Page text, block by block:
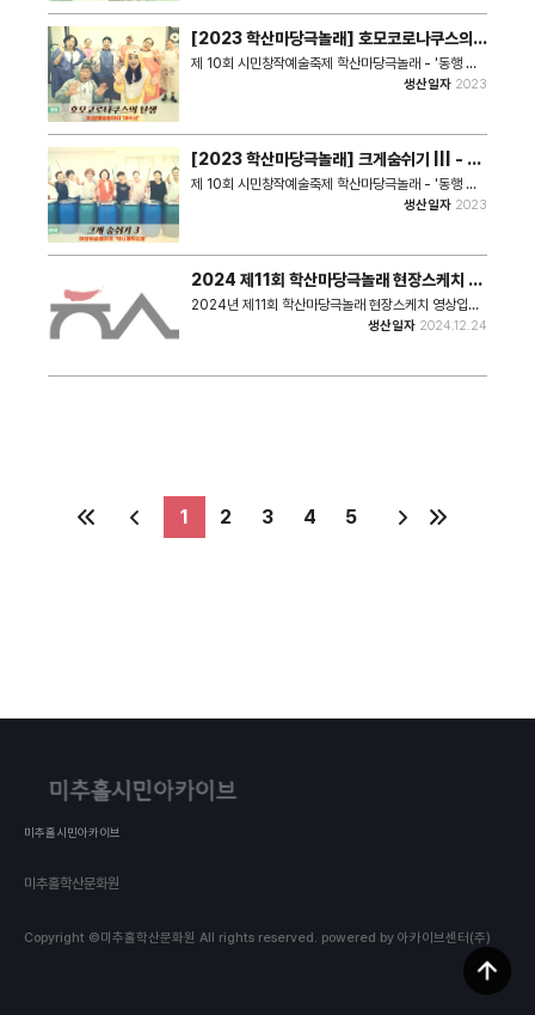
성된 동아리. 세계를 뜻하는 글로벌(Global)과 행운을
상징하는 클로버를 합쳐 동아리명을 지었으며, 다양한
장르의 창작극에 도전하고 있다. 출연진 ｜VŨ NGỌC
DIỆP 원혜진, NGUYỄN DIỄM PHI 응웬젬피,
HOÀNG THƯƠNG 한리아, VÕ THỊ TRÚC MY
버티쭉미, TRẦN THỊ THÙY DUNG 전민경,
품소개｜아버지를 여의고 슬픔에 빠진 Tấm에게는 새
어머니와 여동생 Cám이 남았다. 어떤 어려운 상황에서
도 꿋꿋하게 견디며 하루하루를 보내는 Tấm. 그리고
그런 소녀를 도와주는 이들이 나타난다. 어디선가 들어
[2023 학산마당극놀래] 호모코로나쿠스의
탄생 - 어수선 공연영상
제 10회 시민창작예술축제 학산마당극놀래 - '동행 그
리고 공감' 작품명 ｜호모코로나쿠스의 탄생 장 르｜연
동 아파트 단지와 연계로 시작하여, 아파트 축제와 인천
시민연극제에도 참여하는 등 마을과 지역에서 다양하게
활동하고 있다. 출연진 ｜조현경, 조영호, 김명순, 김태
은, 김행화, 김현주, 안정순, 정계선, 조형란, 황순녀 연
계단체｜ 예술공작소 웃다짓다 (강사 오지나) 작품소개
｜인간들의 땅따먹기로 동물들은 터전을 잃고 그로 인
는 판타지 연극
생산일자 2023
[2023 학산마당극놀래] 크게숨쉬기 ||| - 학
나래두드림 공연영상
제 10회 시민창작예술축제 학산마당극놀래 - '동행 그
리고 공감' 작품명 ｜크게숨쉬기 ||| 장 르｜난타극 참여
영되고 있으며, 난타 뿐 아니라 마칭반으로 확대하여 ‘학
나래 종점축제(학익1동 마을축제)’등 지역에서 다양한
활동을 펼치고 있다. 출연진 ｜이재혁, 김태순, 권은숙,
김복자, 김영란, 민경자, 이경희, 이정금, 임정숙, 정지선
연계단체｜ 풍물패 더늠 (강사 반승환) 작품소개｜
2017년 ‘크게숨쉬기||’를 재해석한 작품으로, 저어새와
생산일자 2023
2024 제11회 학산마당극놀래 현장스케치 영
상
2024년 제11회 학산마당극놀래 현장스케치 영상입니
생산일자 2024.12.24
1 2 3 4 5
미추홀시민아카이브
미추홀학산문화원
Copyright ©미추홀학산문화원 All rights reserved. powered by 아카이브센터(주)